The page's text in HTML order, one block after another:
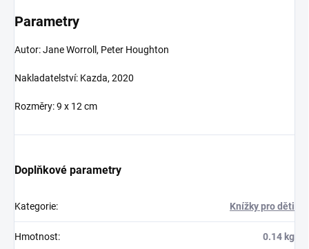
Parametry
Autor: Jane Worroll, Peter Houghton
Nakladatelství: Kazda, 2020
Rozměry: 9 x 12 cm
Doplňkové parametry
Kategorie: Knížky pro děti
Hmotnost: 0.14 kg